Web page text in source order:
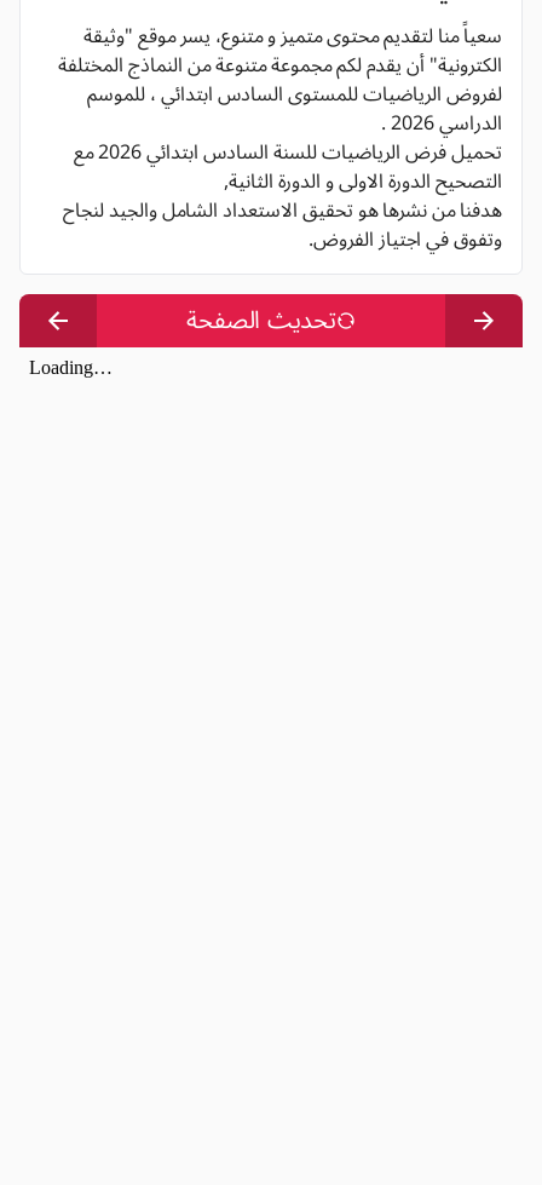
سعياً منا لتقديم محتوى متميز و متنوع، يسر موقع "وثيقة
الكترونية" أن يقدم لكم مجموعة متنوعة من النماذج المختلفة
لفروض الرياضيات للمستوى السادس ابتدائي ، للموسم
الدراسي 2026 .
تحميل فرض الرياضيات للسنة السادس ابتدائي 2026 مع
التصحيح الدورة الاولى و الدورة الثانية,
هدفنا من نشرها هو تحقيق الاستعداد الشامل والجيد لنجاح
وتفوق في اجتياز الفروض.
تحديث الصفحة